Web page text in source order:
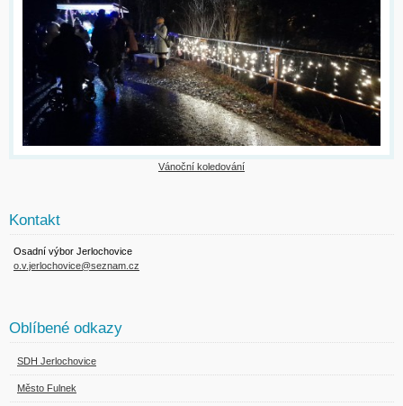
Vánoční koledování
Kontakt
Osadní výbor Jerlochovice
o.v.jerlochovice@seznam.cz
Oblíbené odkazy
SDH Jerlochovice
Město Fulnek